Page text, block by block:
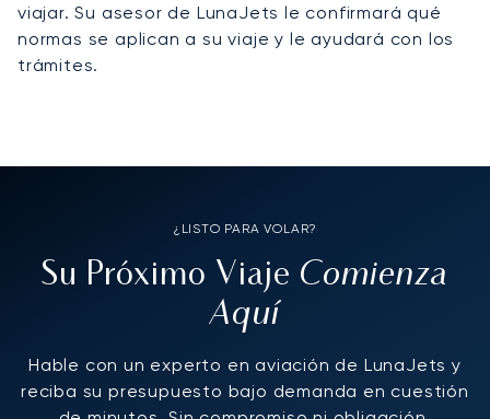
viajar. Su asesor de LunaJets le confirmará qué
normas se aplican a su viaje y le ayudará con los
trámites.
¿LISTO PARA VOLAR?
Su Próximo Viaje Comienza
Aquí
Hable con un experto en aviación de LunaJets y
reciba su presupuesto bajo demanda en cuestión